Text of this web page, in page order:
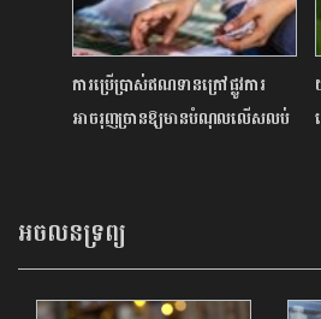
ការប្រើប្រាស់ឥណទានក្រៅផ្លូវការ
អាចរុញច្រានឱ្យមានបំណុលលើសលប់
អចលនទ្រព្យ